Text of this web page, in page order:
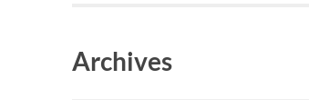
Archives